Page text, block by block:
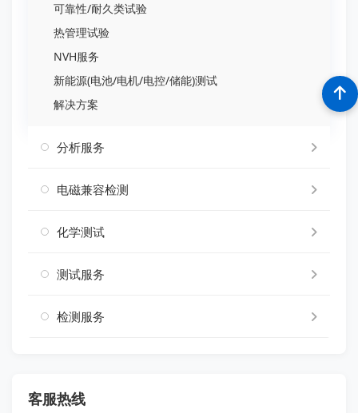
可靠性/耐久类试验
热管理试验
NVH服务
新能源(电池/电机/电控/储能)测试
解决方案
分析服务
电磁兼容检测
化学测试
测试服务
检测服务
客服热线